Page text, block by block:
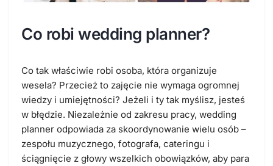
Co robi wedding planner?
Co tak właściwie robi osoba, która organizuje
wesela? Przecież to zajęcie nie wymaga ogromnej
wiedzy i umiejętności? Jeżeli i ty tak myślisz, jesteś
w błędzie. Niezależnie od zakresu pracy, wedding
planner odpowiada za skoordynowanie wielu osób –
zespołu muzycznego, fotografa, cateringu i
ściągnięcie z głowy wszelkich obowiązków, aby para